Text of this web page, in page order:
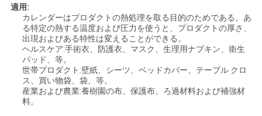
適用:
カレンダーはプロダクトの熱処理を取る目的のためである。あ
る特定の熱する温度および圧力を使うと、プロダクトの厚さ、
出現およびある特性は変えることができる。
ヘルスケア:手術衣、防護衣、マスク、生理用ナプキン、衛生
パッド、等。
世帯プロダクト:壁紙、シーツ、ベッドカバー、テーブル クロ
ス、買い物袋、袋、等。
産業および農業:養樹園の布、保護布、ろ過材料および補強材
料。